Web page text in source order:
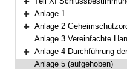
Bereich erweitern
Bereich erweitern
Anlage 1
Bereich erweitern
Anlage 2
Anlage 3 Vereinfachte
Bereich erweitern
Anlage 4 Durchführung der Verhältnismäßigkeitsprüfung bei
Anlage 5 (aufgehoben)